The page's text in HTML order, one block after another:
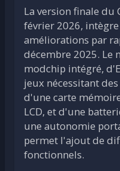
La version finale du
février 2026,
améliorations par
décembre 2025. Le
modchip intégré,
jeux nécessitant
d'une carte
LCD, et d'une
une autonomie
permet l'ajout de
fonctionnels.